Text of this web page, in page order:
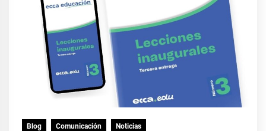
Blog Comunicación Noticias